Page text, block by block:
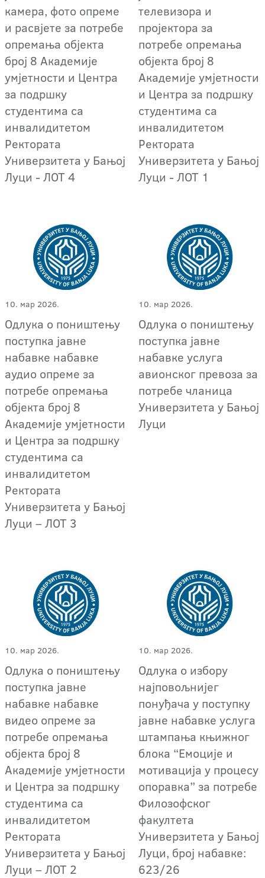
камера, фото опреме
и расвјете за потребе
опремања објекта
број 8 Академије
умјетности и Центра
за подршку
студентима са
инвалидитетом
Ректората
Универзитета у Бањој
Луци - ЛOT 4
телевизора и
пројектора за
потребе опремања
објекта број 8
Академије умјетности
и Центра за подршку
студентима са
инвалидитетом
Ректората
Универзитета у Бањој
Луци - ЛOT 1
10. мар 2026.
Одлука о поништењу
поступкa јавне
набавке набавкe
аудио опреме за
потребе опремања
објекта број 8
Академије умјетности
и Центра за подршку
студентима са
инвалидитетом
Ректората
Универзитета у Бањој
Луци – ЛOT 3
10. мар 2026.
Одлука о поништењу
поступка јавне
набавке услуга
авионског превоза за
потребе чланица
Универзитета у Бањој
Луци
10. мар 2026.
Одлука о поништењу
поступкa јавне
набавке набавкe
видео опреме за
потребе опремања
објекта број 8
Академије умјетности
и Центра за подршку
студентима са
инвалидитетом
Ректората
Универзитета у Бањој
Луци – ЛOT 2
10. мар 2026.
Одлука о избору
најповољнијег
понуђача у поступку
јавне набавке услуга
штампања књижног
блока “Емоције и
мотивација у процесу
опоравка” за потребе
Филозофског
факултета
Универзитета у Бањој
Луци, број набавке:
623/26